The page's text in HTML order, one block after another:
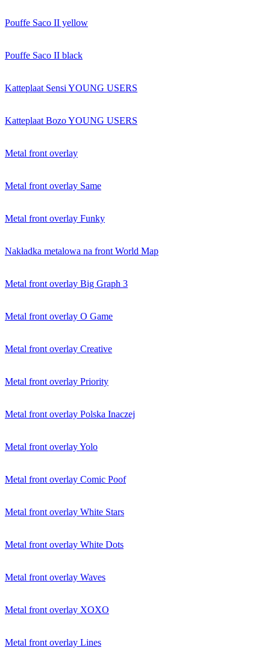
Pouffe Saco II yellow
Pouffe Saco II black
Katteplaat Sensi YOUNG USERS
Katteplaat Bozo YOUNG USERS
Metal front overlay
Metal front overlay Same
Metal front overlay Funky
Nakładka metalowa na front World Map
Metal front overlay Big Graph 3
Metal front overlay O Game
Metal front overlay Creative
Metal front overlay Priority
Metal front overlay Polska Inaczej
Metal front overlay Yolo
Metal front overlay Comic Poof
Metal front overlay White Stars
Metal front overlay White Dots
Metal front overlay Waves
Metal front overlay XOXO
Metal front overlay Lines